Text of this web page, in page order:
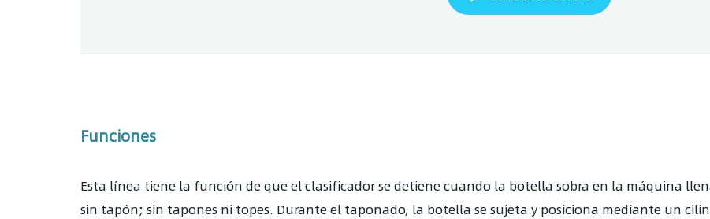
Funciones
Esta línea tiene la función de que el clasificador se detiene cuando la botella sobra en la máquina
sin tapón; sin tapones ni topes. Durante el taponado, la botella se sujeta y posiciona mediante un